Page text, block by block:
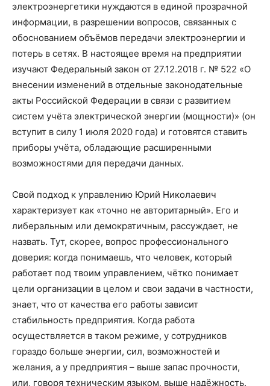
электроэнергетики нуждаются в единой прозрачной
информации, в разрешении вопросов, связанных с
обоснованием объёмов передачи электроэнергии и
потерь в сетях. В настоящее время на предприятии
изучают Федеральный закон от 27.12.2018 г. № 522 «О
внесении изменений в отдельные законодательные
акты Российской Федерации в связи с развитием
систем учёта электрической энергии (мощности)» (он
вступит в силу 1 июля 2020 года) и готовятся ставить
приборы учёта, обладающие расширенными
возможностями для передачи данных.
Свой подход к управлению Юрий Николаевич
характеризует как «точно не авторитарный». Его и
либеральным или демократичным, рассуждает, не
назвать. Тут, скорее, вопрос профессионального
доверия: когда понимаешь, что человек, который
работает под твоим управлением, чётко понимает
цели организации в целом и свои задачи в частности,
знает, что от качества его работы зависит
стабильность предприятия. Когда работа
осуществляется в таком режиме, у сотрудников
гораздо больше энергии, сил, возможностей и
желания, а у предприятия – выше запас прочности,
или, говоря техническим языком, выше надёжность.